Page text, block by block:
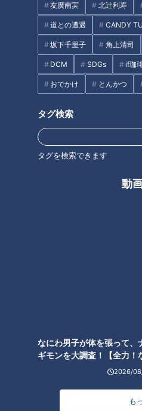
友廣南実 北辻利寿
道との遭遇 CANDY
坂下千里子 角上清司
DCM SDGs if珈
おでかけ とんかつ
タグ検索
タグを検索できます
動
なにわ男子が体を張って、
ギモンを大調査！【全力！
験部～ナゴヤのギモン、ガ
2026/
も